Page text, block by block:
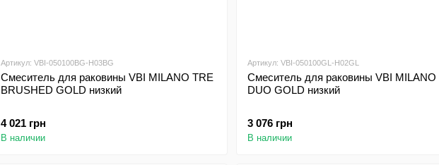
Артикул: VBI-050100BG-H03BG
Смеситель для раковины VBI MILANO TRE
BRUSHED GOLD низкий
4 021 грн
В наличии
Артикул: VBI-050100GL-H02GL
Смеситель для раковины VBI MILANO
DUO GOLD низкий
3 076 грн
В наличии